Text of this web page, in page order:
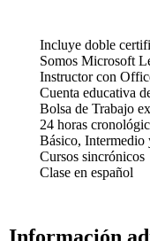
Incluye doble
Somos Microsoft
Instructor con
Cuenta educativa
Bolsa de Trabajo
24 horas
Básico, Intermedio
Cursos sincrónicos
Clase en español